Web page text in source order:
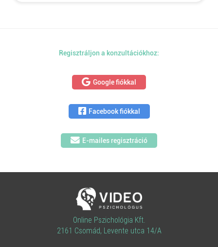
Regisztráljon a konzultációkhoz:
Google fiókkal
Facebook fiókkal
E-mailes regisztráció
Online Pszichológia Kft.
2161 Csomád, Levente utca 14/A